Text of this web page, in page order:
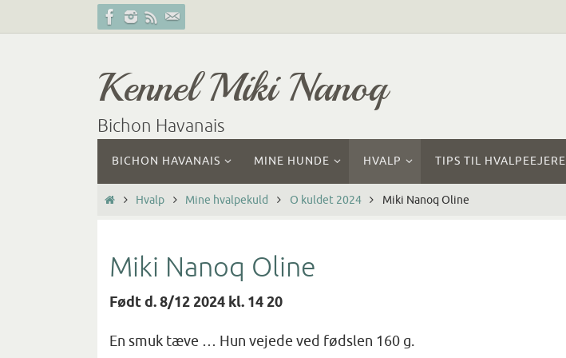
to
Kennel Miki Nanoq
Bichon Havanais
content
BICHON HAVANAIS MINE HUNDE HVALP TIPS TIL HVALPEEJERE
HomeHvalp Mine hvalpekuld O kuldet 2024 Miki Nanoq Oline
Miki Nanoq Oline
Født d. 8/12 2024 kl. 14 20
En smuk tæve … Hun vejede ved fødslen 160 g.